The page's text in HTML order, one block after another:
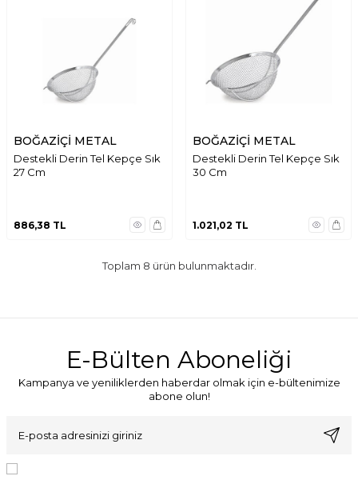
BOĞAZİÇİ METAL
Destekli Derin Tel Kepçe Sık
27 Cm
886,38 TL
BOĞAZİÇİ METAL
Destekli Derin Tel Kepçe Sık
30 Cm
1.021,02 TL
Toplam 8 ürün bulunmaktadır.
E-Bülten Aboneliği
Kampanya ve yeniliklerden haberdar olmak için e-bültenimize
abone olun!